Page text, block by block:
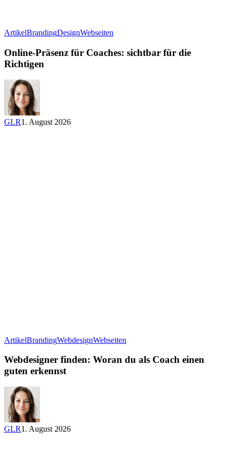
ArtikelBrandingDesignWebseiten
für
Online-Präsenz für Coaches: sichtbar für die
Richtigen
GLR1. August 2026
ArtikelBrandingWebdesignWebseiten
Woran
Webdesigner finden: Woran du als Coach einen
guten erkennst
GLR1. August 2026